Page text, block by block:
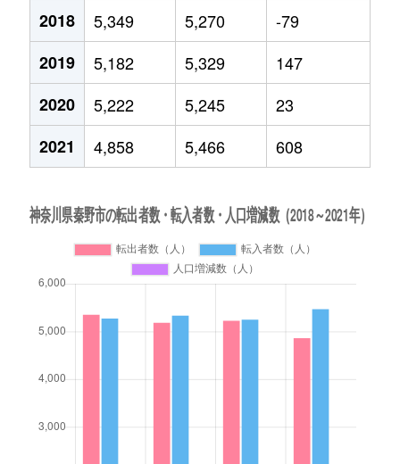
2018
5,349 5,270
-79
2019
5,182 5,329
147
2020
5,222 5,245
23
2021
4,858 5,466 608